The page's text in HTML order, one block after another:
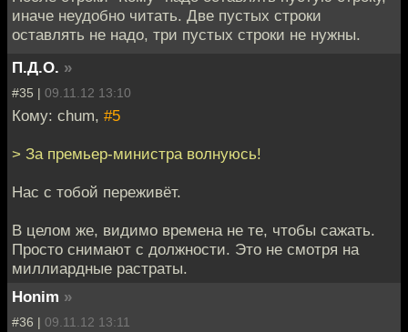
иначе неудобно читать. Две пустых строки
оставлять не надо, три пустых строки не нужны.
П.Д.О. »
#35 | 09.11.12 13:10
Кому: chum, #5
> За премьер-министра волнуюсь!
Нас с тобой переживёт.
В целом же, видимо времена не те, чтобы сажать.
Просто снимают с должности. Это не смотря на
миллиардные растраты.
Honim »
#36 | 09.11.12 13:11